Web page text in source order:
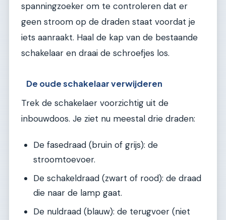
spanningzoeker om te controleren dat er
geen stroom op de draden staat voordat je
iets aanraakt. Haal de kap van de bestaande
schakelaar en draai de schroefjes los.
De oude schakelaar verwijderen
Trek de schakelaer voorzichtig uit de
inbouwdoos. Je ziet nu meestal drie draden:
De fasedraad (bruin of grijs): de
stroomtoevoer.
De schakeldraad (zwart of rood): de draad
die naar de lamp gaat.
De nuldraad (blauw): de terugvoer (niet